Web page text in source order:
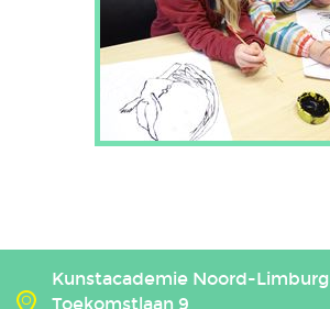
Kunstacademie Noord-Limburg
Toekomstlaan 9